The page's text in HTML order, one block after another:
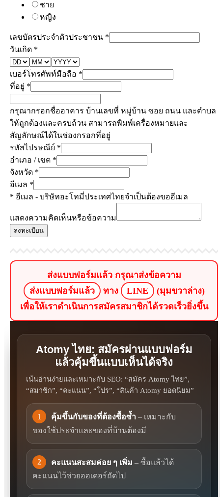
ชาย
หญิง
เลขบัตรประจำตัวประชาชน *
วันเกิด *
เบอร์โทรศัพท์มือถือ *
ที่อยู่ *
กรุณากรอกชื่ออาคาร บ้านเลขที่ หมู่บ้าน ซอย ถนน และตำบล
ให้ถูกต้องและครบถ้วน สามารถพิมพ์เครื่องหมายและ
สัญลักษณ์ได้ในช่องกรอกที่อยู่
รหัสไปรษณีย์ *
อำเภอ / เขต *
จังหวัด *
อีเมล *
* อีเมล - บริษัทอะโทมี่ประเทศไทยจำเป็นต้องขออีเมล
แสดงความคิดเห็นหรือข้อความ
ลงทะเบียน
ส่งแบบฟอร์มแล้ว กรุณาส่งข้อความ
ส่งแบบฟอร์มแล้ว ทาง LINE
(มุมขวาล่าง)
เพื่อให้เราดำเนินการสมัครสมาชิกได้รวดเร็วยิ่งขึ้น
Atomy ไทย: สมัครผ่านแบบฟอร์ม
แล้วคุ้มขึ้นแบบเห็นได้จริง
เน้นอ่านง่ายและเหมาะกับ SEO: “สมัคร Atomy ไทย”,
“สมาชิก”, “คะแนน”, “โปร”, “สินค้า Atomy ยอดนิยม”
1 คุ้มขึ้นกับของที่ต้องซื้อซ้ำ – เหมาะกับ
ของใช้ประจำและของที่บ้านต้องมี
2 คะแนนสะสมค่อย ๆ เพิ่ม – ซื้อแล้วได้
คะแนนไว้ช่วยออเดอร์ถัดไป